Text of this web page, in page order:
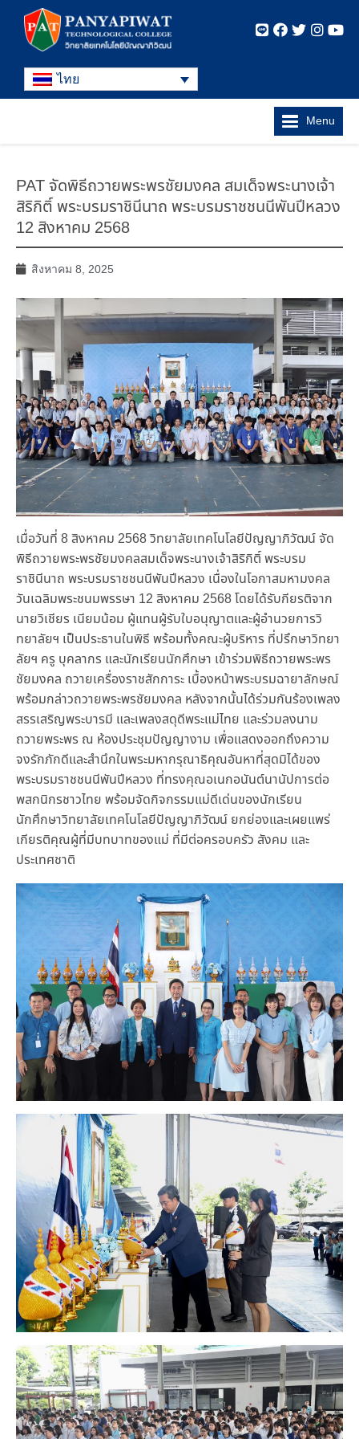
ไทย
Menu
PAT จัดพิธีถวายพระพรชัยมงคล สมเด็จพระนางเจ้า
สิริกิติ์ พระบรมราชินีนาถ พระบรมราชชนนีพันปีหลวง
12 สิงหาคม 2568
สิงหาคม 8, 2025
เมื่อวันที่ 8 สิงหาคม 2568 วิทยาลัยเทคโนโลยีปัญญาภิวัฒน์ จัด
พิธีถวายพระพรชัยมงคลสมเด็จพระนางเจ้าสิริกิติ์ พระบรม
ราชินีนาถ พระบรมราชชนนีพันปีหลวง เนื่องในโอกาสมหามงคล
วันเฉลิมพระชนมพรรษา 12 สิงหาคม 2568 โดยได้รับกียรติจาก
นายวิเชียร เนียมน้อม ผู้แทนผู้รับใบอนุญาตและผู้อำนวยการวิ
ทยาลัยฯ เป็นประธานในพิธี พร้อมทั้งคณะผู้บริหาร ที่ปรึกษาวิทยา
ลัยฯ ครู บุคลากร และนักเรียนนักศึกษา เข้าร่วมพิธีถวายพระพร
ชัยมงคล ถวายเครื่องราชสักการะ เบื้องหน้าพระบรมฉายาลักษณ์
พร้อมกล่าวถวายพระพรชัยมงคล หลังจากนั้นได้ร่วมกันร้องเพลง
สรรเสริญพระบารมี และเพลงสดุดีพระแม่ไทย และร่วมลงนาม
ถวายพระพร ณ ห้องประชุมปัญญางาม เพื่อแสดงออกถึงความ
จงรักภักดีและสำนึกในพระมหากรุณาธิคุณอันหาที่สุดมิได้ของ
พระบรมราชชนนีพันปีหลวง ที่ทรงคุณอเนกอนันต์นานัปการต่อ
พสกนิกรชาวไทย พร้อมจัดกิจกรรมแม่ดีเด่นของนักเรียน
นักศึกษาวิทยาลัยเทคโนโลยีปัญญาภิวัฒน์ ยกย่องและเผยแพร่
เกียรติคุณผู้ที่มีบทบาทของแม่ ที่มีต่อครอบครัว สังคม และ
ประเทศชาติ